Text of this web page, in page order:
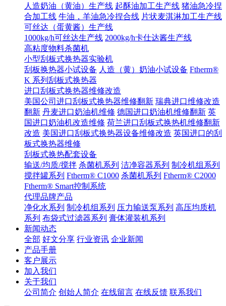
人造奶油（黄油）生产线 起酥油加工生产线 猪油急冷捏
合加工线 牛油，羊油急冷捏合线 片状麦淇淋加工生产线
可丝达（蛋黄酱）生产线
1000kg/h可丝达生产线 2000kg/h卡仕达酱生产线
高粘度物料杀菌机
小型刮板式换热器实验机
刮板换热器小试设备 人造（黄）奶油小试设备 Ftherm®
K 系列刮板式换热器
进口刮板式换热器维修改造
美国公司进口刮板式换热器维修翻新 瑞典进口维修改造
翻新 丹麦进口奶油机维修 德国进口奶油机维修翻新 英
国进口奶油机改造维修 荷兰进口刮板式换热机维修翻新
改造 美国进口刮板式换热器设备维修改造 英国进口的刮
板式换热器维修
刮板式换热配套设备
输送/均质/搅拌 杀菌机系列 洁净容器系列 制冷机组系列
搅拌罐系列 Ftherm® C1000 杀菌机系列 Ftherm® C2000
Ftherm® Smart控制系统
代理品牌产品
净化水系列 制冷机组系列 压力输送泵系列 高压均质机
系列 布袋式过滤器系列 膏体灌装机系列
新闻动态
全部 好文分享 行业资讯 企业新闻
产品手册
客户展示
加入我们
关于我们
公司简介 创始人简介 在线留言 在线反馈 联系我们